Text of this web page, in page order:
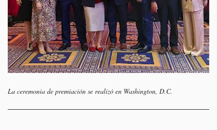
La ceremonia de premiación se realizó en Washington, D.C.